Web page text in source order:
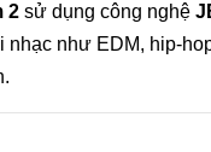
2 sử dụng công nghệ
nhạc như EDM, hip-